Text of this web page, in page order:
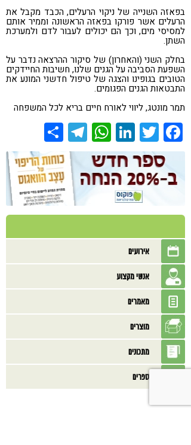
בפאזה השנייה של ניקוי הרעלים, הכבד מקבל את
הרעלים אשר פורקו בפאזה הראשונה וממיר אותם
למסיסי מים, וכך הם יכולים לעבור לדם ולמערכת
השתן.
בחלק השני (והאחרון) של סיקור ההרצאה נדבר על
השפעת הסביבה על הגנים שלנו, חשיבות החיידקים
הטובים בגופינו והצגה של טיפול חדשני המונע את
התבטאות הגנים הפגומים.
תמר מונטג, ליווי לאורח חיים בריא לכל המשפחה
Facebook
Twitter
LinkedIn
WhatsApp
Telegram
אירועים
אנשי מקצוע
מאמרים
מוצרים
מתכונים
ספרים